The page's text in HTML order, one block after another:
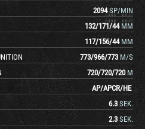
2094 SP/MIN
132/171/44 MM
117/156/44 MM
773/966/773 M/S
720/720/720 M
AP/APCR/HE
6.3 SEK.
2.3 SEK.